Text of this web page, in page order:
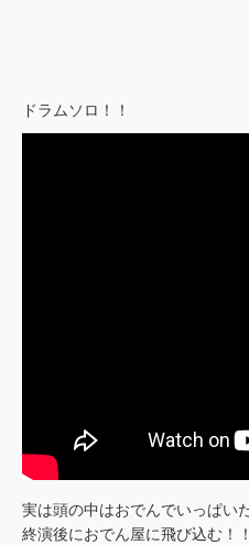
ドラムソロ！！
実は頭の中はおでんでいっぱい
終演後におでん屋に飛び込む！！